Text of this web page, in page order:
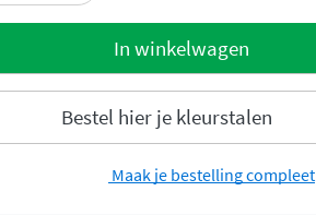
In winkelwagen
Bestel hier je kleurstalen
aan offerte
Maak je bestelling compleet